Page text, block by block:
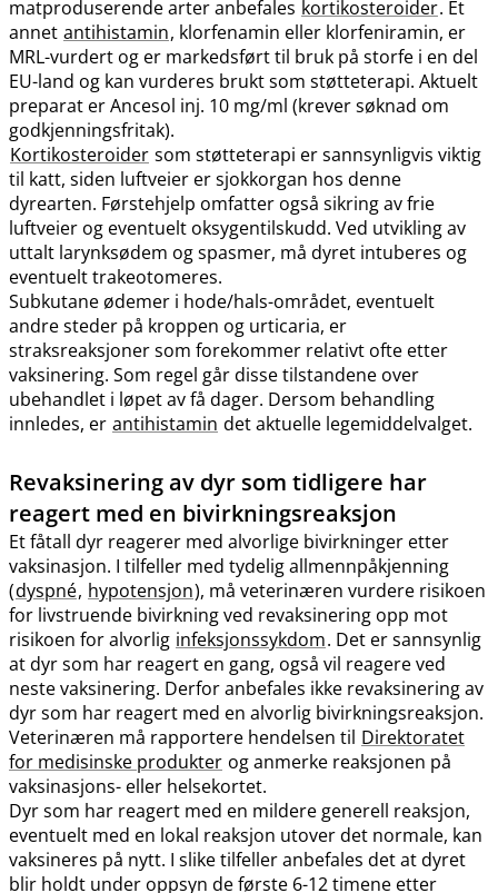
matproduserende arter anbefales kortikosteroider. Et
annet antihistamin, klorfenamin eller klorfeniramin, er
MRL-vurdert og er markedsført til bruk på storfe i en del
EU-land og kan vurderes brukt som støtteterapi. Aktuelt
preparat er Ancesol inj. 10 mg/ml (krever søknad om
godkjenningsfritak).
Kortikosteroider som støtteterapi er sannsynligvis viktig
til katt, siden luftveier er sjokkorgan hos denne
dyrearten. Førstehjelp omfatter også sikring av frie
luftveier og eventuelt oksygentilskudd. Ved utvikling av
uttalt larynksødem og spasmer, må dyret intuberes og
eventuelt trakeotomeres.
Subkutane ødemer i hode​/​hals-området, eventuelt
andre steder på kroppen og urticaria, er
straksreaksjoner som forekommer relativt ofte etter
vaksinering. Som regel går disse tilstandene over
ubehandlet i løpet av få dager. Dersom behandling
innledes, er antihistamin det aktuelle legemiddelvalget.
Revaksinering av dyr som tidligere har
reagert med en bivirkningsreaksjon
Et fåtall dyr reagerer med alvorlige bivirkninger etter
vaksinasjon. I tilfeller med tydelig allmennpåkjenning
(dyspné, hypotensjon), må veterinæren vurdere risikoen
for livstruende bivirkning ved revaksinering opp mot
risikoen for alvorlig infeksjonssykdom. Det er sannsynlig
at dyr som har reagert en gang, også vil reagere ved
neste vaksinering. Derfor anbefales ikke revaksinering av
dyr som har reagert med en alvorlig bivirkningsreaksjon.
Veterinæren må rapportere hendelsen til Direktoratet
for medisinske produkter og anmerke reaksjonen på
vaksinasjons- eller helsekortet.
Dyr som har reagert med en mildere generell reaksjon,
eventuelt med en lokal reaksjon utover det normale, kan
vaksineres på nytt. I slike tilfeller anbefales det at dyret
blir holdt under oppsyn de første 6-12 timene etter